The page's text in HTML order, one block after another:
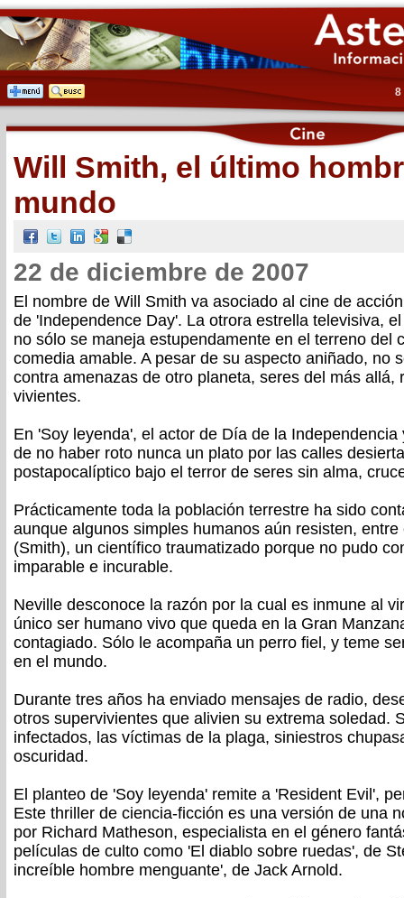
8
Will Smith, el último
mundo
22 de diciembre de 2007
El nombre de Will Smith va asociado al cine de
de 'Independence Day'. La otrora estrella televisiva,
no sólo se maneja estupendamente en el terreno del
comedia amable. A pesar de su aspecto aniñado, no
contra amenazas de otro planeta, seres del más allá,
vivientes.
En 'Soy leyenda', el actor de Día de la
de no haber roto nunca un plato por las calles
postapocalíptico bajo el terror de seres sin alma,
Prácticamente toda la población terrestre ha sido
aunque algunos simples humanos aún resisten,
(Smith), un científico traumatizado porque no pudo
imparable e incurable.
Neville desconoce la razón por la cual es inmune al
único ser humano vivo que queda en la Gran
contagiado. Sólo le acompaña un perro fiel, y teme
en el mundo.
Durante tres años ha enviado mensajes de radio,
otros supervivientes que alivien su extrema soledad.
infectados, las víctimas de la plaga, siniestros
oscuridad.
El planteo de 'Soy leyenda' remite a 'Resident Evil',
Este thriller de ciencia-ficción es una versión de una
por Richard Matheson, especialista en el género
películas de culto como 'El diablo sobre ruedas', de
increíble hombre menguante', de Jack Arnold.